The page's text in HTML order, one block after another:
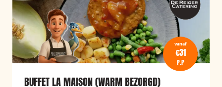
vanaf
€31
P.P
BUFFET LA MAISON (WARM BEZORGD)